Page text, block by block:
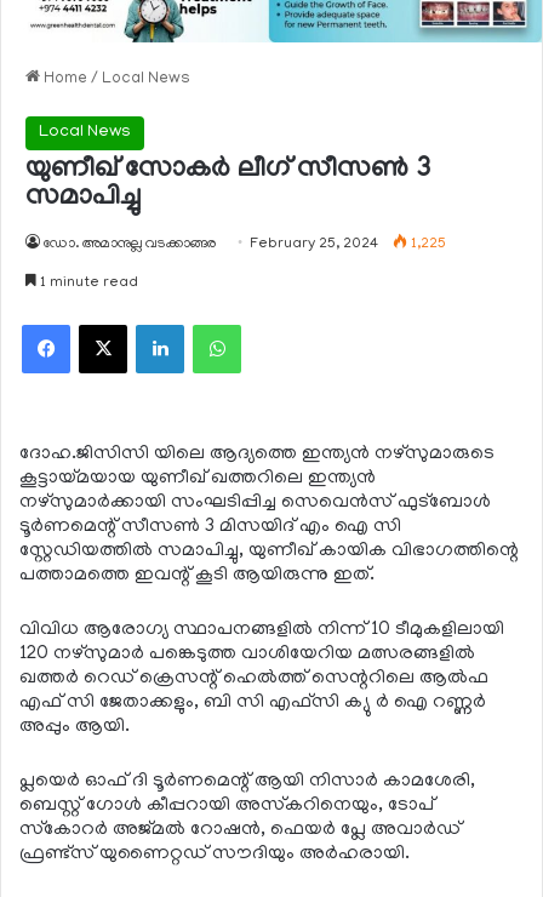
Home / Local News
Local News
യുണീഖ് സോകര്‍ ലീഗ് സീസണ്‍ 3
സമാപിച്ചു
ഡോ. അമാനുല്ല വടക്കാങ്ങര February 25, 2024 1,225
1 minute read
Facebook
X LinkedInWhatsApp
ദോഹ.ജിസിസി യിലെ ആദ്യത്തെ ഇന്ത്യന്‍ നഴ്‌സുമാരുടെ
കൂട്ടായ്മയായ യുണീഖ് ഖത്തറിലെ ഇന്ത്യന്‍
നഴ്സുമാര്‍ക്കായി സംഘടിപ്പിച്ച സെവെന്‍സ് ഫുട്‌ബോള്‍
ടൂര്‍ണമെന്റ് സീസണ്‍ 3 മിസയിദ് എം ഐ സി
സ്റ്റേഡിയത്തില്‍ സമാപിച്ചു, യുണീഖ് കായിക വിഭാഗത്തിന്റെ
പത്താമത്തെ ഇവന്റ് കൂടി ആയിരുന്നു ഇത്.
വിവിധ ആരോഗ്യ സ്ഥാപനങ്ങളില്‍ നിന്ന് 10 ടീമുകളിലായി
120 നഴ്‌സുമാര്‍ പങ്കെടുത്ത വാശിയേറിയ മത്സരങ്ങളില്‍
ഖത്തര്‍ റെഡ് ക്രെസന്റ് ഹെല്‍ത്ത് സെന്ററിലെ ആല്‍ഫ
എഫ് സി ജേതാക്കളും, ബി സി എഫ്‌സി ക്യു ര്‍ ഐ റണ്ണര്‍
അപ്പും ആയി.
പ്ലയെര്‍ ഓഫ് ദി ടൂര്‍ണമെന്റ് ആയി നിസാര്‍ കാമശേരി,
ബെസ്റ്റ് ഗോള്‍ കീപ്പറായി അസ്‌കറിനെയും, ടോപ്
സ്‌കോറര്‍ അജ്മല്‍ റോഷന്‍, ഫെയര്‍ പ്ലേ അവാര്‍ഡ്
ഫ്രണ്ട്സ് യുണൈറ്റഡ് സൗദിയും അര്‍ഹരായി.